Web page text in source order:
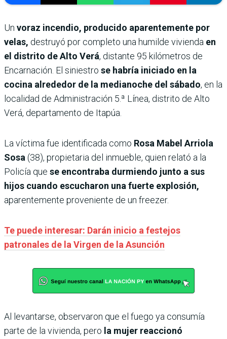
Un voraz incendio, producido aparentemente por
velas, destruyó por completo una humilde vivienda en
el distrito de Alto Verá, distante 95 kilómetros de
Encarnación. El siniestro se habría iniciado en la
cocina alrededor de la medianoche del sábado, en la
localidad de Administración 5.ª Línea, distrito de Alto
Verá, departamento de Itapúa.
La víctima fue identificada como Rosa Mabel Arriola
Sosa (38), propietaria del inmueble, quien relató a la
Policía que se encontraba durmiendo junto a sus
hijos cuando escucharon una fuerte explosión,
aparentemente proveniente de un freezer.
Te puede interesar: Darán inicio a festejos
patronales de la Virgen de la Asunción
Al levantarse, observaron que el fuego ya consumía
parte de la vivienda, pero la mujer reaccionó